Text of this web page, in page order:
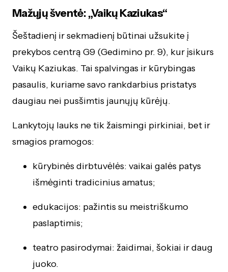
Mažųjų šventė: „Vaikų Kaziukas“
Šeštadienį ir sekmadienį būtinai užsukite į
prekybos centrą G9 (Gedimino pr. 9), kur įsikurs
Vaikų Kaziukas. Tai spalvingas ir kūrybingas
pasaulis, kuriame savo rankdarbius pristatys
daugiau nei pusšimtis jaunųjų kūrėjų.
Lankytojų lauks ne tik žaismingi pirkiniai, bet ir
smagios pramogos:
kūrybinės dirbtuvėlės: vaikai galės patys
išmėginti tradicinius amatus;
edukacijos: pažintis su meistriškumo
paslaptimis;
teatro pasirodymai: žaidimai, šokiai ir daug
juoko.